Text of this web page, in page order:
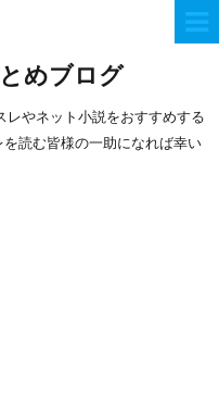
めブログ
レやネット小説をおすすめする
読む皆様の一助になれば幸い